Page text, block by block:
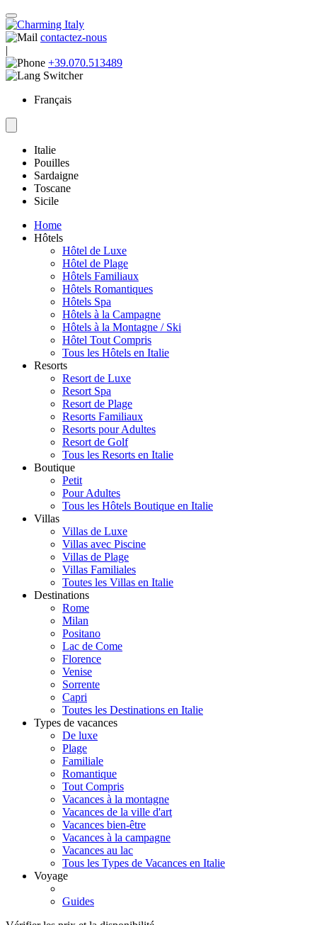
contactez-nous
|
+39.070.513489
Français
Italie
Pouilles
Sardaigne
Toscane
Sicile
Home
Hôtels
Hôtel de Luxe
Hôtel de Plage
Hôtels Familiaux
Hôtels Romantiques
Hôtels Spa
Hôtels à la Campagne
Hôtels à la Montagne / Ski
Hôtel Tout Compris
Tous les Hôtels en Italie
Resorts
Resort de Luxe
Resort Spa
Resort de Plage
Resorts Familiaux
Resorts pour Adultes
Resort de Golf
Tous les Resorts en Italie
Boutique
Petit
Pour Adultes
Tous les Hôtels Boutique en Italie
Villas
Villas de Luxe
Villas avec Piscine
Villas de Plage
Villas Familiales
Toutes les Villas en Italie
Destinations
Rome
Milan
Positano
Lac de Come
Florence
Venise
Sorrente
Capri
Toutes les Destinations en Italie
Types de vacances
De luxe
Plage
Familiale
Romantique
Tout Compris
Vacances à la montagne
Vacances de la ville d'art
Vacances bien-être
Vacances à la campagne
Vacances au lac
Tous les Types de Vacances en Italie
Voyage
Guides